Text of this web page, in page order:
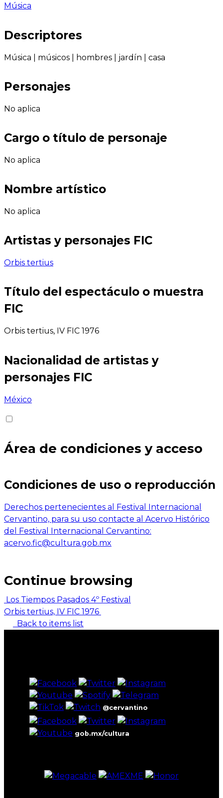
Música
Descriptores
Música músicos hombres jardín casa
Personajes
No aplica
Cargo o título de personaje
No aplica
Nombre artístico
No aplica
Artistas y personajes FIC
Orbis tertius
Título del espectáculo o muestra
FIC
Orbis tertius, IV FIC 1976
Nacionalidad de artistas y
personajes FIC
México
Área de condiciones y acceso
Condiciones de uso o reproducción
Derechos pertenecientes al Festival Internacional
Cervantino, para su uso contacte al Acervo Histórico
del Festival Internacional Cervantino:
acervo.fic@cultura.gob.mx
Continue browsing
Los Tiempos Pasados 4º Festival
Orbis tertius, IV FIC 1976
Back to items list
@cervantino
gob.mx/cultura